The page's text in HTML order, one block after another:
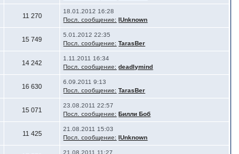
11 270
18.01.2012 16:28
Посл. сообщение: IUnknown
15 749
5.01.2012 22:35
Посл. сообщение: TarasBer
14 242
1.11.2011 16:34
Посл. сообщение: deadlymind
16 630
6.09.2011 9:13
Посл. сообщение: TarasBer
15 071
23.08.2011 22:57
Посл. сообщение: Билли Боб
11 425
21.08.2011 15:03
Посл. сообщение: IUnknown
21.08.2011 11:27